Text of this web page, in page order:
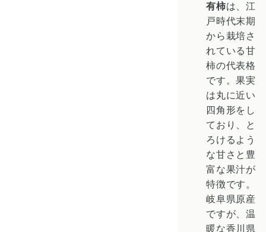
有柿は、江
戸時代末期
から栽培さ
れている甘
柿の代表格
です。果実
は丸に近い
四角形をし
ており、と
ろけるよう
な甘さと豊
富な果汁が
特徴です。
岐阜県原産
ですが、温
暖な香川県